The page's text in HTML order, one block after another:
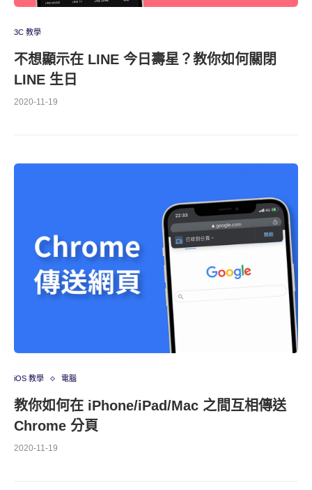
3C 教學
不想顯示在 LINE 今日壽星？教你如何關閉
LINE 生日
2020-11-19
iOS 教學 電腦
教你如何在 iPhone/iPad/Mac 之間互相傳送
Chrome 分頁
2020-11-19